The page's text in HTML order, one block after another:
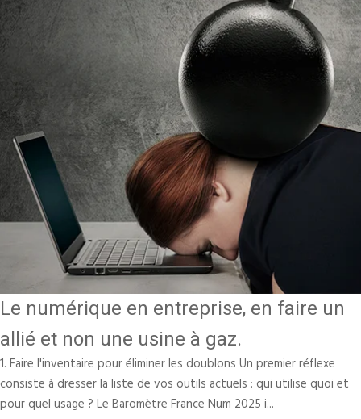
Le numérique en entreprise, en faire un
allié et non une usine à gaz.
1. Faire l'inventaire pour éliminer les doublons Un premier réflexe
consiste à dresser la liste de vos outils actuels : qui utilise quoi et
pour quel usage ? Le Baromètre France Num 2025 i...